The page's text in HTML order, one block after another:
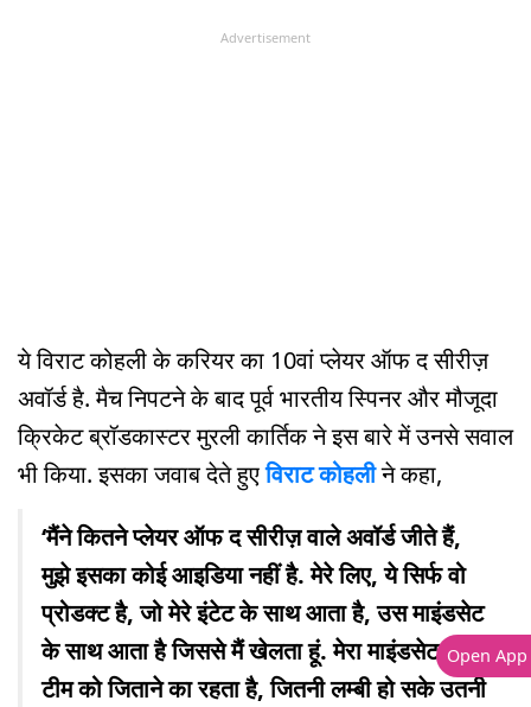
Advertisement
ये विराट कोहली के करियर का 10वां प्लेयर ऑफ द सीरीज़
अवॉर्ड है. मैच निपटने के बाद पूर्व भारतीय स्पिनर और मौजूदा
क्रिकेट ब्रॉडकास्टर मुरली कार्तिक ने इस बारे में उनसे सवाल
भी किया. इसका जवाब देते हुएविराट कोहलीने कहा,
‘मैंने कितने प्लेयर ऑफ द सीरीज़ वाले अवॉर्ड जीते हैं,
मुझे इसका कोई आइडिया नहीं है. मेरे लिए, ये सिर्फ वो
प्रोडक्ट है, जो मेरे इंटेट के साथ आता है, उस माइंडसेट
के साथ आता है जिससे मैं खेलता हूं. मेरा माइंडसेट हमेशा
टीम को जिताने का रहता है, जितनी लम्बी हो सके उतनी
Open App